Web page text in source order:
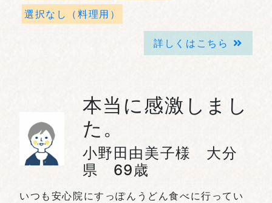
選択なし（料理用）
詳しくはこちら
本当に感激しまし
た。
小野田由美子様 大分
県 69歳
いつも安心院にすっぽんうどん食べに行ってい